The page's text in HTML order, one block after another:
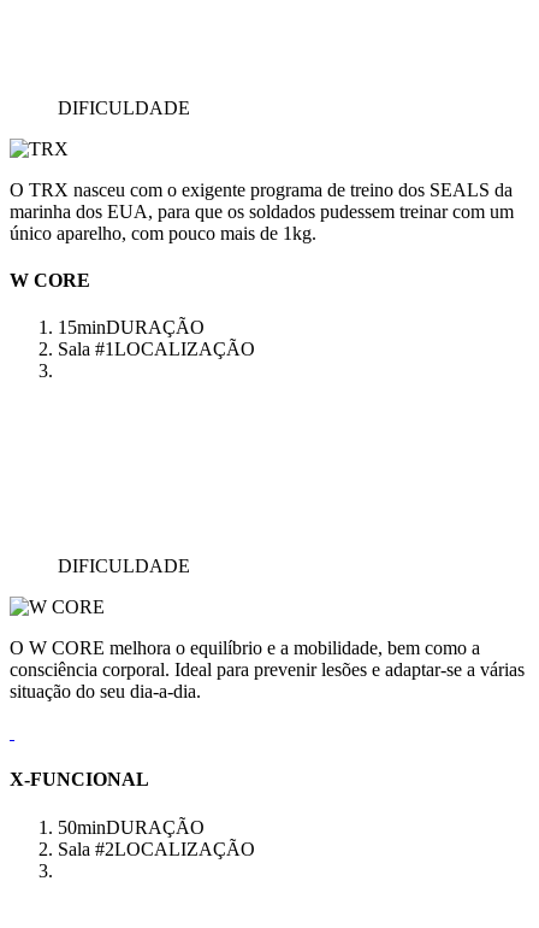
DIFICULDADE
O TRX nasceu com o exigente programa de treino dos SEALS da
marinha dos EUA, para que os soldados pudessem treinar com um
único aparelho, com pouco mais de 1kg.
W CORE
15minDURAÇÃO
Sala #1LOCALIZAÇÃO
DIFICULDADE
O W CORE melhora o equilíbrio e a mobilidade, bem como a
consciência corporal. Ideal para prevenir lesões e adaptar-se a várias
situação do seu dia-a-dia.
X-FUNCIONAL
50minDURAÇÃO
Sala #2LOCALIZAÇÃO